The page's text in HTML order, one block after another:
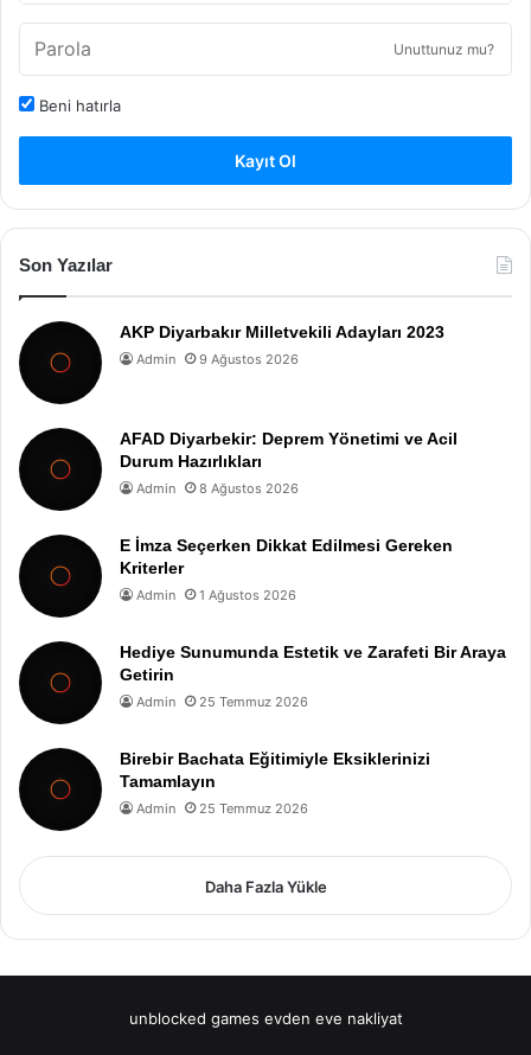
Unuttunuz mu?
Beni hatırla
Kayıt Ol
Son Yazılar
AKP Diyarbakır Milletvekili Adayları 2023
Admin 9 Ağustos 2026
AFAD Diyarbekir: Deprem Yönetimi ve Acil
Durum Hazırlıkları
Admin 8 Ağustos 2026
E İmza Seçerken Dikkat Edilmesi Gereken
Kriterler
Admin 1 Ağustos 2026
Hediye Sunumunda Estetik ve Zarafeti Bir Araya
Getirin
Admin 25 Temmuz 2026
Birebir Bachata Eğitimiyle Eksiklerinizi
Tamamlayın
Admin 25 Temmuz 2026
Daha Fazla Yükle
unblocked games evden eve nakliyat